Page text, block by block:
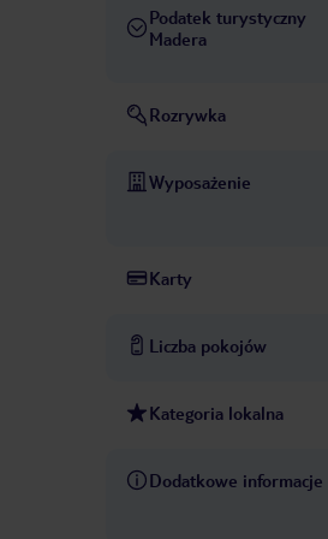
Podatek turystyczny
Madera
Rozrywka
Wyposażenie
Karty
Liczba pokojów
Kategoria lokalna
Dodatkowe informacje